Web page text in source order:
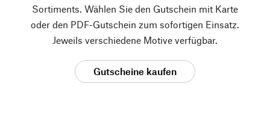
Sortiments. Wählen Sie den Gutschein mit Karte
oder den PDF-Gutschein zum sofortigen Einsatz.
Jeweils verschiedene Motive verfügbar.
Gutscheine kaufen